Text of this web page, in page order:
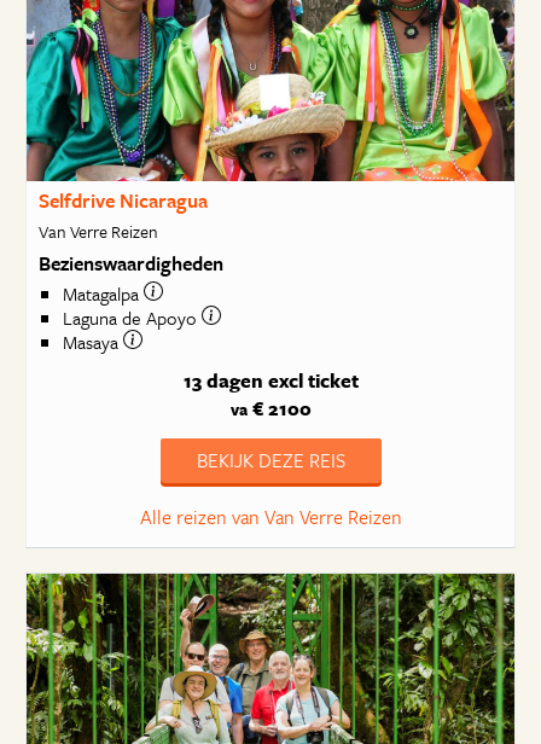
Selfdrive Nicaragua
Van Verre Reizen
Bezienswaardigheden
Matagalpa
Laguna de Apoyo
Masaya
13 dagen excl ticket
va€ 2100
BEKIJK DEZE REIS
Alle reizen van Van Verre Reizen